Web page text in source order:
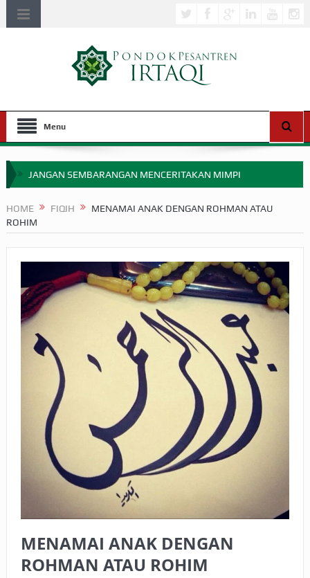
Menu
JANGAN SEMBARANGAN MENCERITAKAN MIMPI
MIMPI YANG DIABAIKAN MENJELANG PERANG BADAR
SEBELUM TIBA SAAT WAJIB?
HAKIKAT NIKMAT DI DUNIA!
BAGAIMANA CARA MEMBAYAR ZAKAT UANG?
UANG HARAM BISA MENJADI HALAL JIKA SEBAB
KEPEMILIKANNYA BERUBAH
ISTIDLAL BATIL VS ISTIDLAL SYAR’I
BAHASA CINTA KARENA ALLAH
HUKUM MEMBAYAR ZAKAT DENGAN CARA MENGANGSUR
HUKUM MEMBAYAR ZAKAT KEPADA KERABAT SENDIRI
HOME FIQIH
MENAMAI ANAK DENGAN ROHMAN ATAU
ROHIM
MENAMAI ANAK DENGAN
ROHMAN ATAU ROHIM